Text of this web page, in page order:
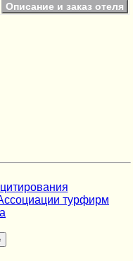
Описание и заказ отеля